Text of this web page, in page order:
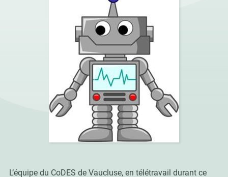
L’équipe du CoDES de Vaucluse, en télétravail durant ce